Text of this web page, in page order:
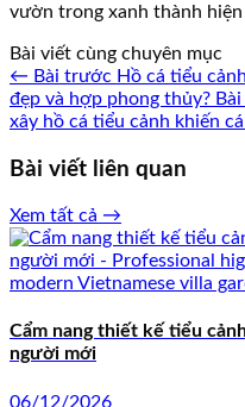
vườn trong xanh thành
Bài viết cùng chuyên mục
← Bài trước Hồ cá tiểu
đẹp và hợp phong thủy?
xây hồ cá tiểu cảnh khiến
Bài viết liên quan
Xem tất cả →
Cẩm nang thiết kế tiểu
người mới
06/12/2026